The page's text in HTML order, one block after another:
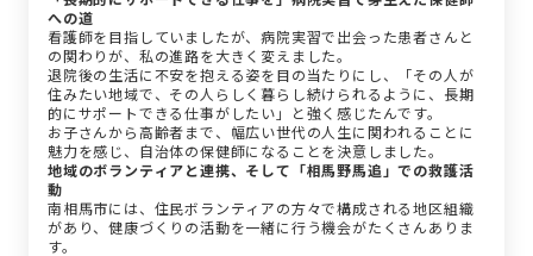
への道
看護師を目指していましたが、病院実習で出会った患者さんと
の関わりが、私の進路を大きく変えました。
退院後の生活に不安を抱える姿を目の当たりにし、「その人が
住みたい地域で、その人らしく暮らし続けられるように、長期
的にサポートできる仕事がしたい」と強く感じたんです。
お子さんから高齢者まで、幅広い世代の人生に関われることに
魅力を感じ、自治体の保健師になることを決意しました。
地域のボランティアと連携、そして「相馬野馬追」での救護活
動
南相馬市には、住民ボランティアの方々で構成される地区組織
があり、健康づくりの活動を一緒に行う機会がたくさんありま
す。